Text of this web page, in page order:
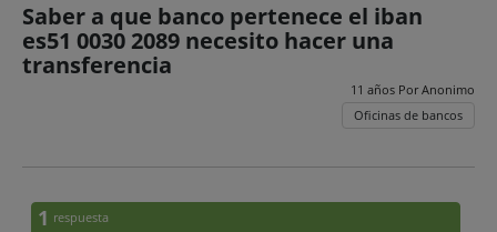
Saber a que banco pertenece el iban
es51 0030 2089 necesito hacer una
transferencia
11 años PorAnonimo
Oficinas de bancos
1 respuesta